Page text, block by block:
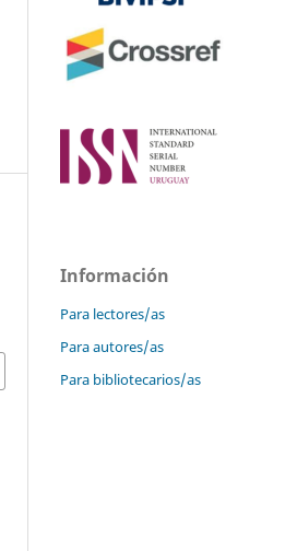
Información
Para lectores/as
Para autores/as
Para bibliotecarios/as